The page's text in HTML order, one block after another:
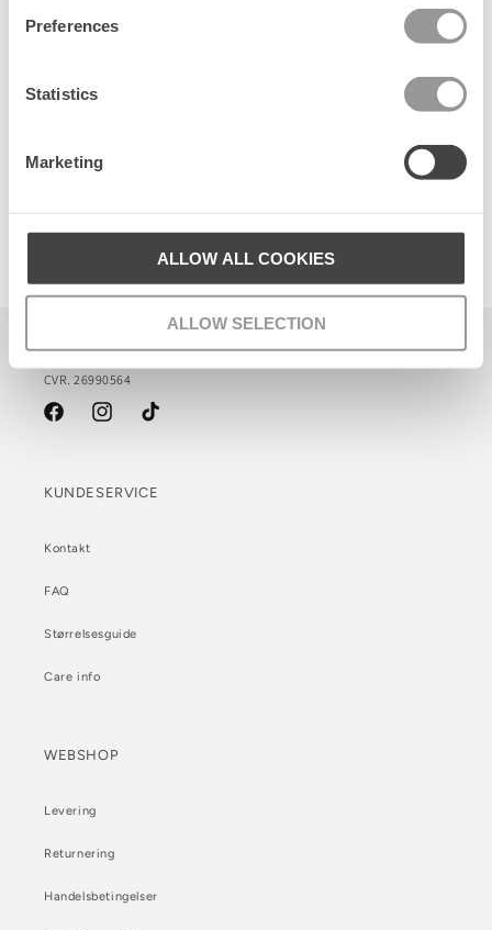
Preferences
Statistics
Marketing
ALLOW ALL COOKIES
ALLOW SELECTION
Panel Harper Bag
Becksöndergaard ApS
CVR. 26990564
FacebookInstagramTikTok
KUNDESERVICE
Kontakt
FAQ
Størrelsesguide
Care info
WEBSHOP
Levering
Returnering
Handelsbetingelser